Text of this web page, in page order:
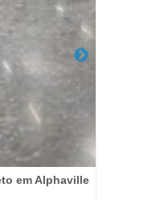
em Alphaville